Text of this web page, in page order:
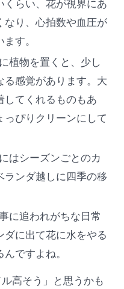
くらい、花が視界にあ
なり、心拍数や血圧が
す。
植物を置くと、少し
る感覚があります。大
してくれるものもあ
っぴりクリーンにして
はシーズンごとのカ
ランダ越しに四季の移
に追われがちな日常
に出て花に水をやる
ですよね。
高そう」と思うかも